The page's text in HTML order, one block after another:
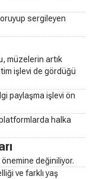
sergileyen
müzelerin artık
işlevi de gördüğü
paylaşma işlevi ön
halka
önemine değiniliyor.
ve farklı yaş